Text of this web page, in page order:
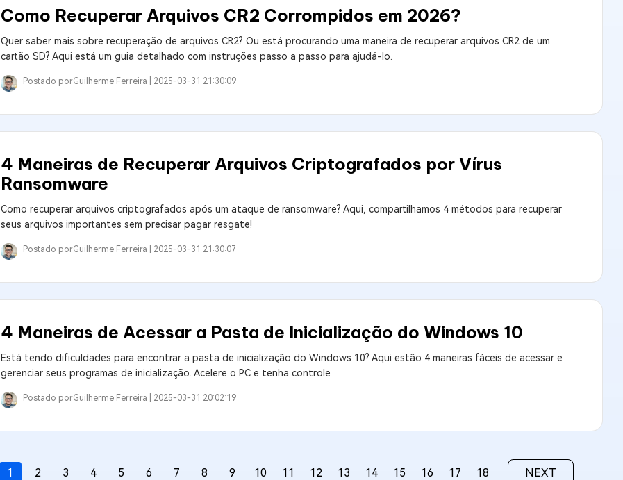
Como Recuperar Arquivos CR2 Corrompidos em 2026?
Quer saber mais sobre recuperação de arquivos CR2? Ou está procurando uma maneira de recuperar arquivos CR2 de um
cartão SD? Aqui está um guia detalhado com instruções passo a passo para ajudá-lo.
Postado porGuilherme Ferreira | 2025-03-31 21:30:09
4 Maneiras de Recuperar Arquivos Criptografados por Vírus
Ransomware
Como recuperar arquivos criptografados após um ataque de ransomware? Aqui, compartilhamos 4 métodos para recuperar
seus arquivos importantes sem precisar pagar resgate!
Postado porGuilherme Ferreira | 2025-03-31 21:30:07
4 Maneiras de Acessar a Pasta de Inicialização do Windows 10
Está tendo dificuldades para encontrar a pasta de inicialização do Windows 10? Aqui estão 4 maneiras fáceis de acessar e
gerenciar seus programas de inicialização. Acelere o PC e tenha controle
Postado porGuilherme Ferreira | 2025-03-31 20:02:19
1 2 3 4 5 6 7 8 9 10 11 12 13 14 15 16 17 18 NEXT